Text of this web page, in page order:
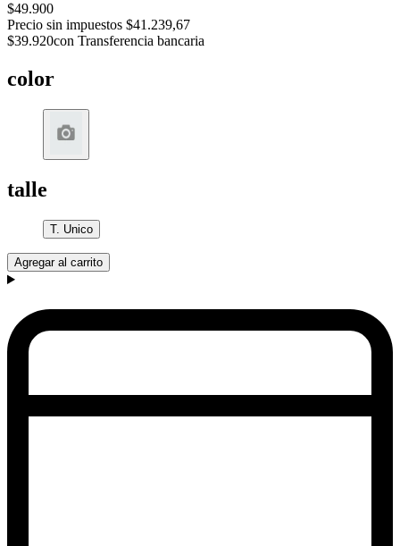
$49.900
Precio sin impuestos $41.239,67
$39.920con Transferencia bancaria
color
talle
T. Unico
Agregar al carrito